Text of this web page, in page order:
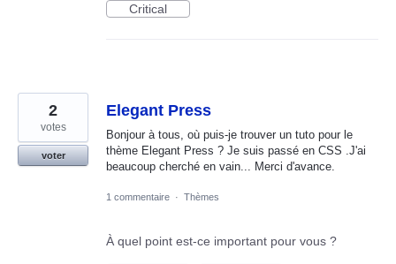
Critical
Elegant Press
Bonjour à tous, où puis-je trouver un tuto pour le
thème Elegant Press ? Je suis passé en CSS .J'ai
beaucoup cherché en vain... Merci d'avance.
2
votes
voter
1 commentaire · Thèmes
À quel point est-ce important pour vous ?